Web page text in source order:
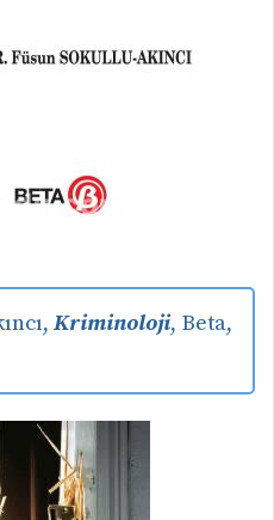
Kriminoloji, Beta,